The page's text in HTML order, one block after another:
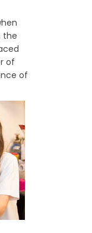
the
of
of